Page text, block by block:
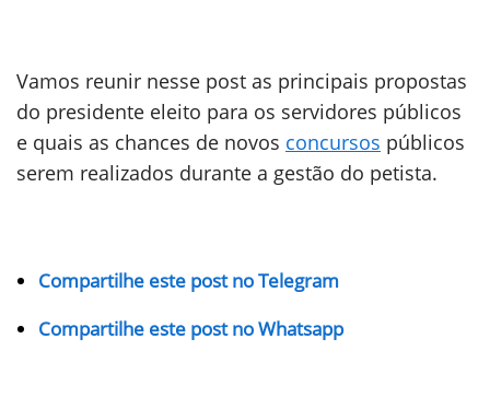
Vamos reunir nesse post as principais propostas
do presidente eleito para os servidores públicos
e quais as chances de novos concursos públicos
serem realizados durante a gestão do petista.
Compartilhe este post no Telegram
Compartilhe este post no Whatsapp